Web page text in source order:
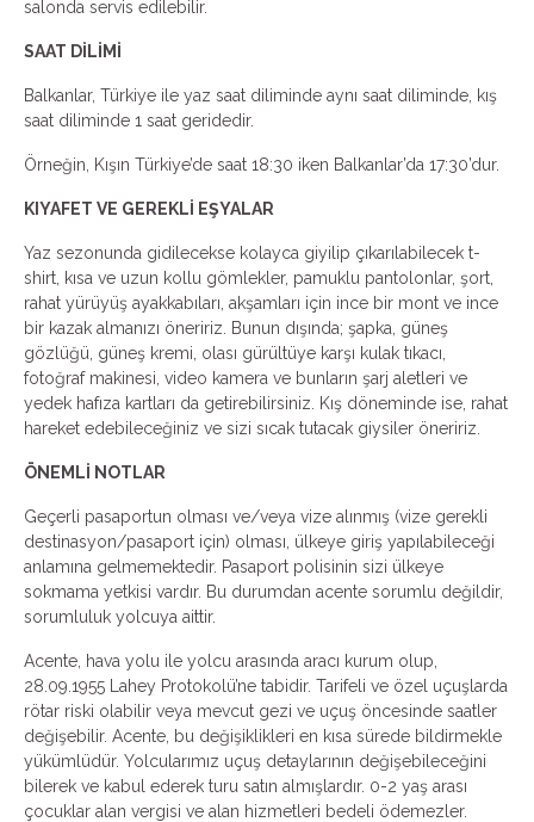
salonda servis edilebilir.
SAAT DİLİMİ
Balkanlar, Türkiye ile yaz saat diliminde aynı saat diliminde, kış
saat diliminde 1 saat geridedir.
Örneğin, Kışın Türkiye’de saat 18:30 iken Balkanlar’da 17:30’dur.
KIYAFET VE GEREKLİ EŞYALAR
Yaz sezonunda gidilecekse kolayca giyilip çıkarılabilecek t-
shirt, kısa ve uzun kollu gömlekler, pamuklu pantolonlar, şort,
rahat yürüyüş ayakkabıları, akşamları için ince bir mont ve ince
bir kazak almanızı öneririz. Bunun dışında; şapka, güneş
gözlüğü, güneş kremi, olası gürültüye karşı kulak tıkacı,
fotoğraf makinesi, video kamera ve bunların şarj aletleri ve
yedek hafıza kartları da getirebilirsiniz. Kış döneminde ise, rahat
hareket edebileceğiniz ve sizi sıcak tutacak giysiler öneririz.
ÖNEMLİ NOTLAR
Geçerli pasaportun olması ve/veya vize alınmış (vize gerekli
destinasyon/pasaport için) olması, ülkeye giriş yapılabileceği
anlamına gelmemektedir. Pasaport polisinin sizi ülkeye
sokmama yetkisi vardır. Bu durumdan acente sorumlu değildir,
sorumluluk yolcuya aittir.
Acente, hava yolu ile yolcu arasında aracı kurum olup,
28.09.1955 Lahey Protokolü’ne tabidir. Tarifeli ve özel uçuşlarda
rötar riski olabilir veya mevcut gezi ve uçuş öncesinde saatler
değişebilir. Acente, bu değişiklikleri en kısa sürede bildirmekle
yükümlüdür. Yolcularımız uçuş detaylarının değişebileceğini
bilerek ve kabul ederek turu satın almışlardır. 0-2 yaş arası
çocuklar alan vergisi ve alan hizmetleri bedeli ödemezler.